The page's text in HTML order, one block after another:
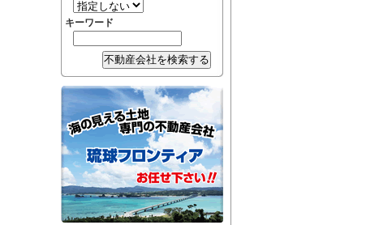
キーワード